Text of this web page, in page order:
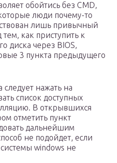
обойтись без CMD,
люди почему-то
лишь привычный
как приступить к
диска через BIOS,
3 пункта предыдущего
нажать на
список доступных
В открывшихся
отметить пункт
дальнейшим
не подойдет, если
windows не